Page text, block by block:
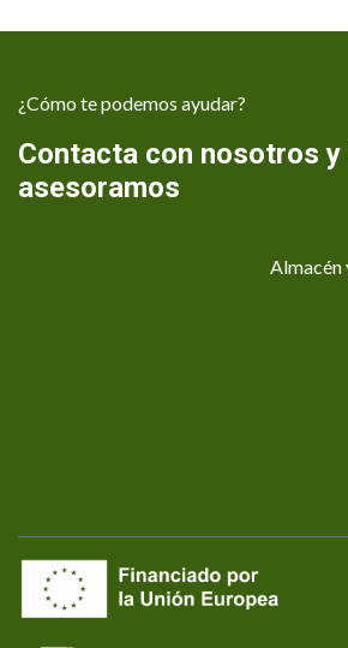
¿Cómo te podemos ayudar?
Contacta con nosotros y
asesoramos
Almacén